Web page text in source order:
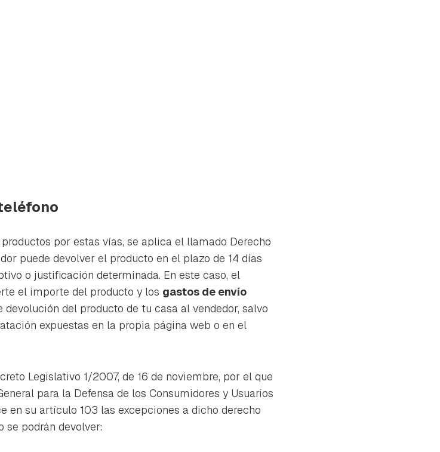
primero has de iniciar sesión con tu
SESIÓN CANCELAR
por estas vías, se aplica el llamado Derecho
puede devolver el producto en el plazo de 14 días
o justificación determinada. En este caso, el
el importe del producto y los gastos de envío
del producto de tu casa al vendedor, salvo
expuestas en la propia página web o en el
Legislativo 1/2007, de 16 de noviembre, por el que
para la Defensa de los Consumidores y Usuarios
en su artículo 103 las excepciones a dicho derecho
se podrán devolver:
enviado
suscribirte a nuestro boletín.
ACEPTAR